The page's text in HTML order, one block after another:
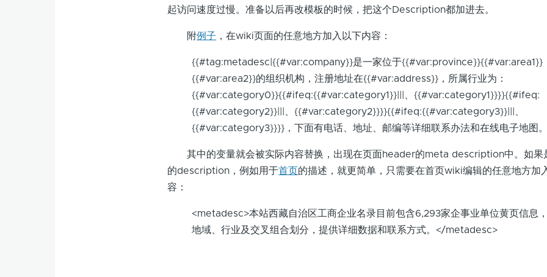
起访问速度过慢。准备以后再改模板的时候，把这个Description都加进去。
附例子 ，在wiki页面的任意地方加入以下内容：
{{#tag:metadesc|{{#var:company}}是一家位于{{#var:province}}{{#var:area1}}
{{#var:area2}}的组织机构，注册地址在{{#var:address}}，所属行业为：
{{#var:category0}}{{#ifeq:{{#var:category1}}|||、{{#var:category1}}}}{{#ifeq:
{{#var:category2}}|||、{{#var:category2}}}}{{#ifeq:{{#var:category3}}|||、
{{#var:category3}}}}，下面有电话、地址、邮编等详细联系办法和在线电子地图
其中的变量就会被实际内容替换，出现在页面header的meta description中。如果
的description，例如用于首页 的描述，就更简单，只需要在首页wiki编辑的任意地方加
容：
<metadesc>本站西藏自治区工商企业名录目前包含6,293家企事业单位黄页信息
地域、行业及交叉组合划分，提供详细数据和联系方式。</metadesc>